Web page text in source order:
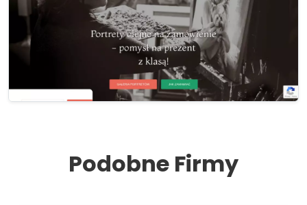
Podobne Firmy